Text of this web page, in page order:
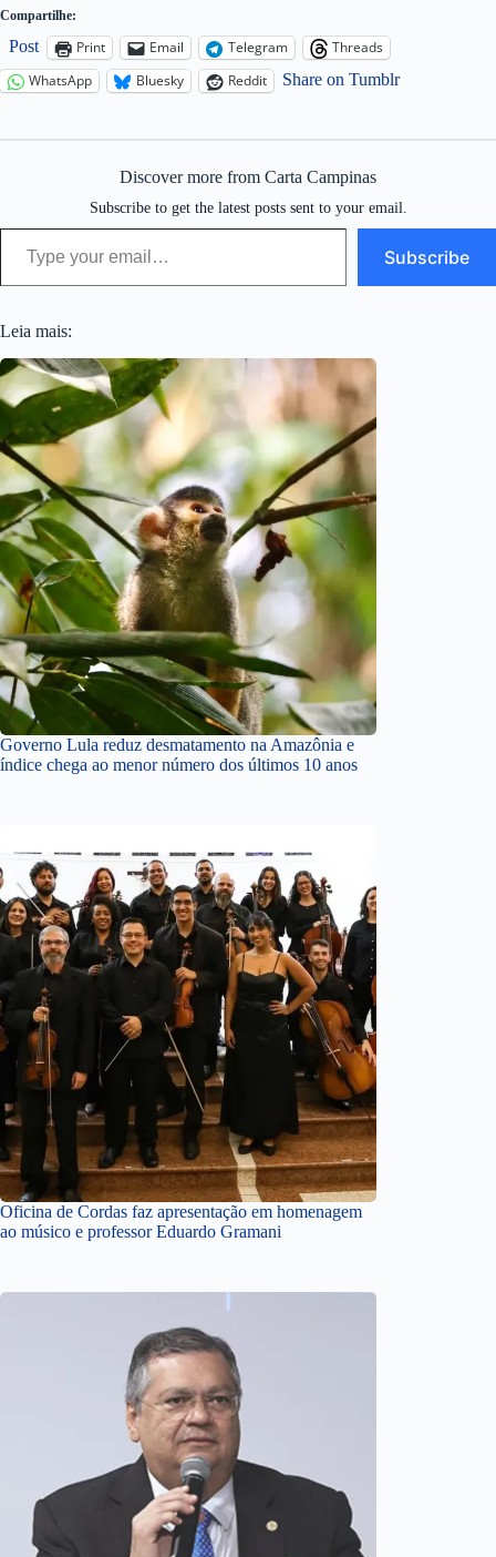
Compartilhe:
Post Print Email Telegram
Threads
WhatsApp
Bluesky Reddit Share on Tumblr
Discover more from Carta Campinas
Subscribe to get the latest posts sent to your email.
Type your email…
Subscribe
Leia mais:
Governo Lula reduz desmatamento na Amazônia e
índice chega ao menor número dos últimos 10 anos
Oficina de Cordas faz apresentação em homenagem
ao músico e professor Eduardo Gramani